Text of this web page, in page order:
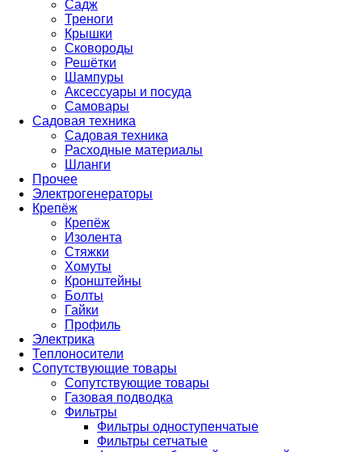
Садж
Треноги
Крышки
Сковороды
Решётки
Шампуры
Аксессуары и посуда
Самовары
Садовая техника
Садовая техника
Расходные материалы
Шланги
Прочее
Электрогенераторы
Крепёж
Крепёж
Изолента
Стяжки
Хомуты
Кронштейны
Болты
Гайки
Профиль
Электрика
Теплоносители
Сопутствующие товары
Сопутствующие товары
Газовая подводка
Фильтры
Фильтры одноступенчатые
Фильтры сетчатые